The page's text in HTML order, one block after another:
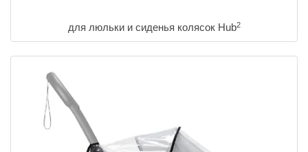
для люльки и сиденья колясок Hub2